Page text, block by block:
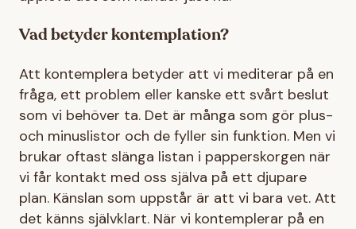
Vad betyder kontemplation?
Att kontemplera betyder att vi mediterar på en
fråga, ett problem eller kanske ett svårt beslut
som vi behöver ta. Det är många som gör plus-
och minuslistor och de fyller sin funktion. Men vi
brukar oftast slänga listan i papperskorgen när
vi får kontakt med oss själva på ett djupare
plan. Känslan som uppstår är att vi bara vet. Att
det känns självklart. När vi kontemplerar på en